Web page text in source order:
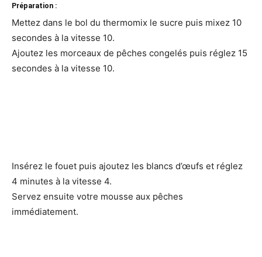
Préparation :
Mettez dans le bol du thermomix le sucre puis mixez 10
secondes à la vitesse 10.
Ajoutez les morceaux de pêches congelés puis réglez 15
secondes à la vitesse 10.
Insérez le fouet puis ajoutez les blancs d’œufs et réglez
4 minutes à la vitesse 4.
Servez ensuite votre mousse aux pêches
immédiatement.